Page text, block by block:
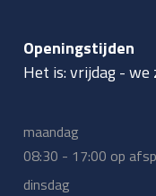
Openingstijden
Het is:vrijdag-we
maandag
08:30 - 17:00 op
dinsdag